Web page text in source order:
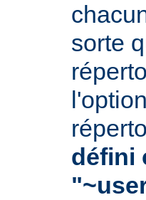
sorte
défini